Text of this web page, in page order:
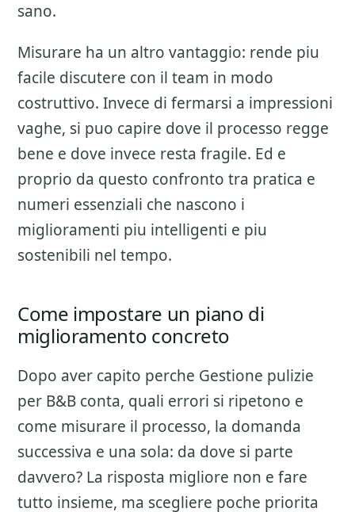
sano.
Misurare ha un altro vantaggio: rende piu
facile discutere con il team in modo
costruttivo. Invece di fermarsi a impressioni
vaghe, si puo capire dove il processo regge
bene e dove invece resta fragile. Ed e
proprio da questo confronto tra pratica e
numeri essenziali che nascono i
miglioramenti piu intelligenti e piu
sostenibili nel tempo.
Come impostare un piano di
miglioramento concreto
Dopo aver capito perche Gestione pulizie
per B&B conta, quali errori si ripetono e
come misurare il processo, la domanda
successiva e una sola: da dove si parte
davvero? La risposta migliore non e fare
tutto insieme, ma scegliere poche priorita